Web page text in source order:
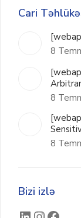
Cari
8
8
8
Bizi izlə